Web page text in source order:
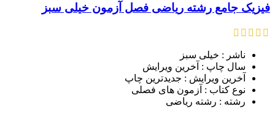
فیزیک جامع رشته ریاضی فصل آزمون خیلی سبز
ناشر : خیلی سبز
سال چاپ : آخرین ویرایش
آخرین ویرایش : جدیدترین چاپ
نوع کتاب : آزمون های فصلی
رشته : رشته ریاضی